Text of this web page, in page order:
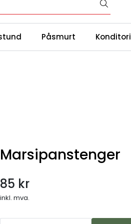
gode råvarer - 365 dager i året
Påsmurt Konditori
Marsipanstenger
85 kr
inkl. mva.